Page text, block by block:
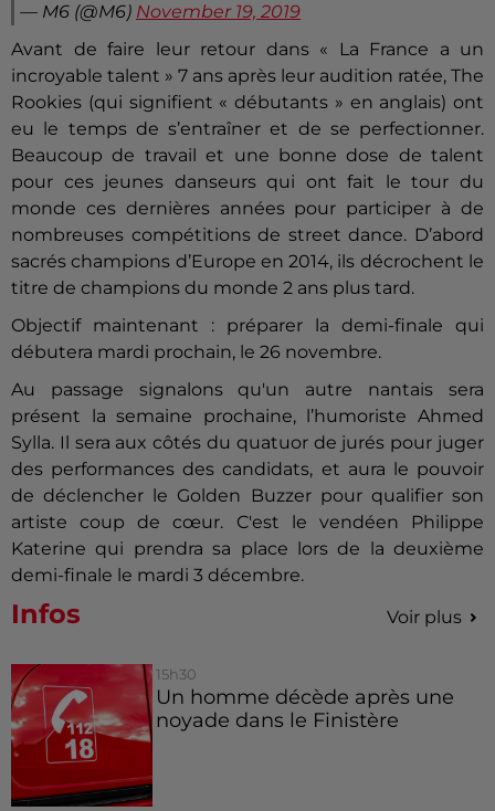
— M6 (@M6) November 19, 2019
Avant de faire leur retour dans « La France a un
incroyable talent » 7 ans après leur audition ratée, The
Rookies (qui signifient « débutants » en anglais) ont
eu le temps de s’entraîner et de se perfectionner.
Beaucoup de travail et une bonne dose de talent
pour ces jeunes danseurs qui ont fait le tour du
monde ces dernières années pour participer à de
nombreuses compétitions de street dance. D’abord
sacrés champions d’Europe en 2014, ils décrochent le
titre de champions du monde 2 ans plus tard.
Objectif maintenant : préparer la demi-finale qui
débutera mardi prochain, le 26 novembre.
Au passage signalons qu'un autre nantais sera
présent la semaine prochaine, l’humoriste Ahmed
Sylla. Il sera aux côtés du quatuor de jurés pour juger
des performances des candidats, et aura le pouvoir
de déclencher le Golden Buzzer pour qualifier son
artiste coup de cœur. C'est le vendéen Philippe
Katerine qui prendra sa place lors de la deuxième
demi-finale le mardi 3 décembre.
Infos Voir plus
15h30
Un homme décède après une
noyade dans le Finistère